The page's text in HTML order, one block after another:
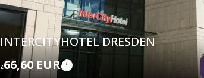
INTERCITYHOTEL DRESDEN
z66,60 EUR